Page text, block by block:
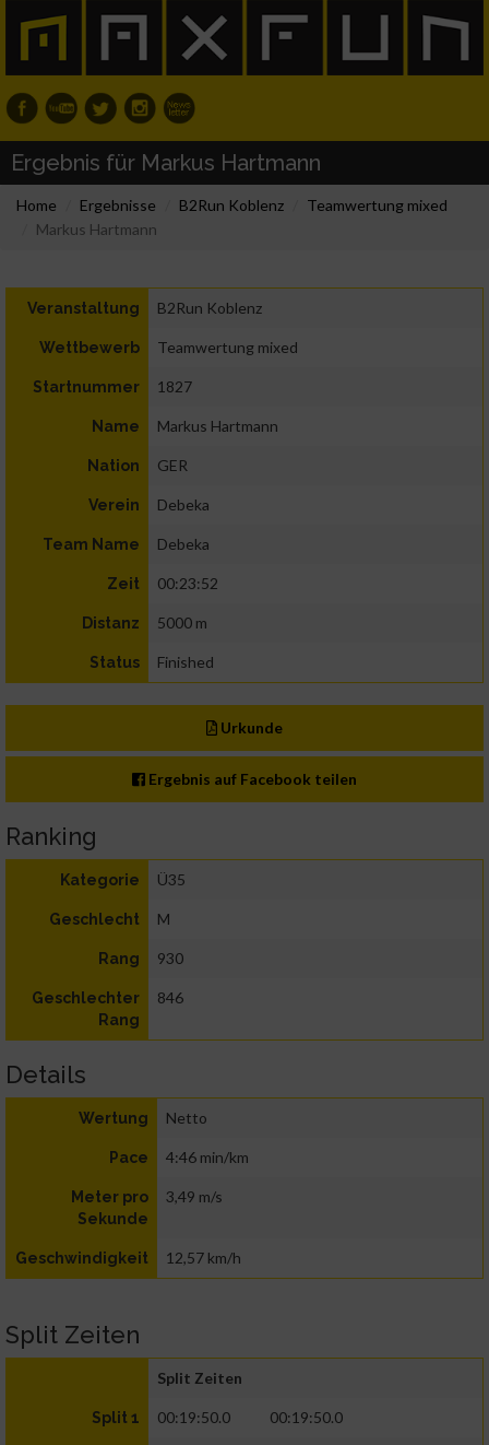
Ergebnis für Markus Hartmann
Home Ergebnisse B2Run Koblenz
Teamwertung mixed
Markus Hartmann
Veranstaltung B2Run Koblenz
Wettbewerb Teamwertung mixed
Startnummer 1827
Name Markus Hartmann
Nation GER
Verein Debeka
Team Name Debeka
Zeit 00:23:52
Distanz 5000 m
Status Finished
Urkunde
Ergebnis auf Facebook teilen
Ranking
Kategorie Ü35
Geschlecht M
Rang 930
Geschlechter
Rang
846
Details
Wertung Netto
Pace 4:46 min/km
Meter pro
Sekunde
3,49 m/s
Geschwindigkeit 12,57 km/h
Split Zeiten
Split Zeiten
Split 1 00:19:50.0 00:19:50.0